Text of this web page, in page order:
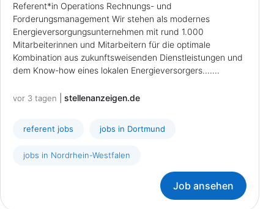
Referent*in Operations Rechnungs- und
Forderungsmanagement Wir stehen als modernes
Energieversorgungsunternehmen mit rund 1.000
Mitarbeiterinnen und Mitarbeitern für die optimale
Kombination aus zukunftsweisenden Dienstleistungen und
dem Know-how eines lokalen Energieversorgers.......
vor 3 tagen stellenanzeigen.de
referent jobs jobs in Dortmund
jobs in Nordrhein-Westfalen
Job ansehen